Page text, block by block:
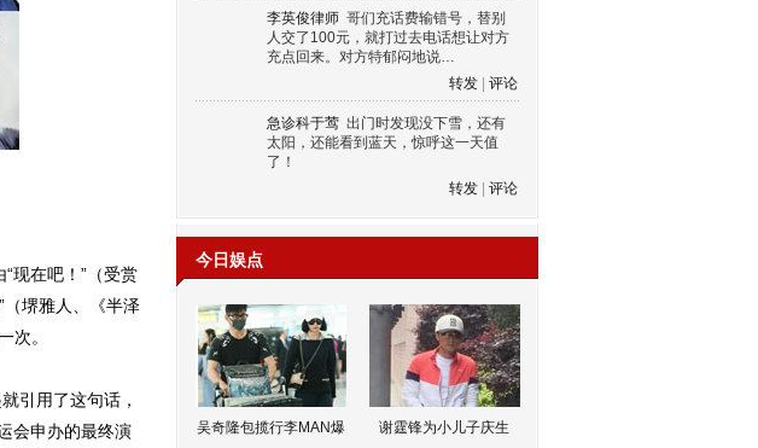
现在吧！”（受赏
（堺雅人、《半泽
次。
引用了这句话，
会申办的最终演
李英俊律师 哥们充话费输错号，替别
人交了100元，就打过去电话想让对方
充点回来。对方特郁闷地说…
转发
评论
急诊科于莺 出门时发现没下雪，还有
太阳，还能看到蓝天，惊呼这一天值
了！
转发
评论
今日娱点
吴奇隆包揽行李MAN爆 谢霆锋为小儿子庆生